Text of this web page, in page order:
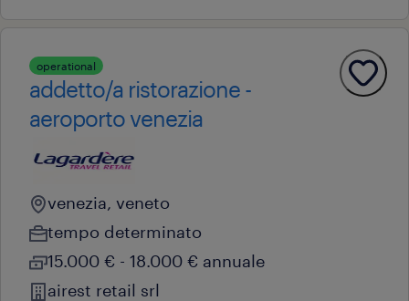
operational
addetto/a ristorazione -
aeroporto venezia
venezia, veneto
tempo determinato
15.000 € - 18.000 € annuale
airest retail srl